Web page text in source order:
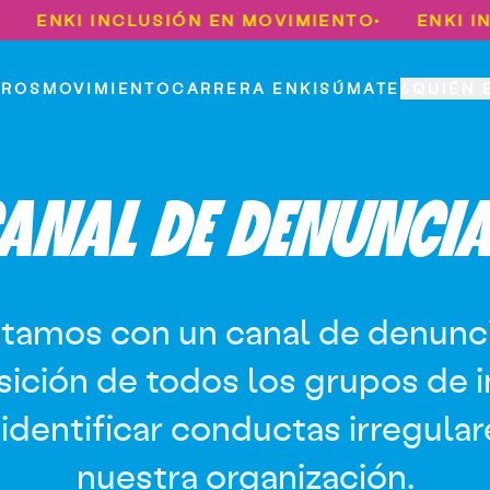
INCLUSIÓN EN MOVIMIENTO• ENKI
MOVIMIENTOCARRERA ENKISÚMATE
DE
con un canal de
de todos los grupos de
conductas
nuestra organización.